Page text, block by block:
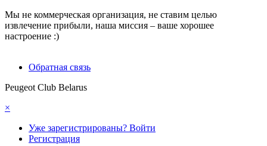
Мы не коммерческая организация, не ставим целью
извлечение прибыли, наша миссия – ваше хорошее
настроение :)
Обратная связь
Peugeot Club Belarus
×
Уже зарегистрированы? Войти
Регистрация